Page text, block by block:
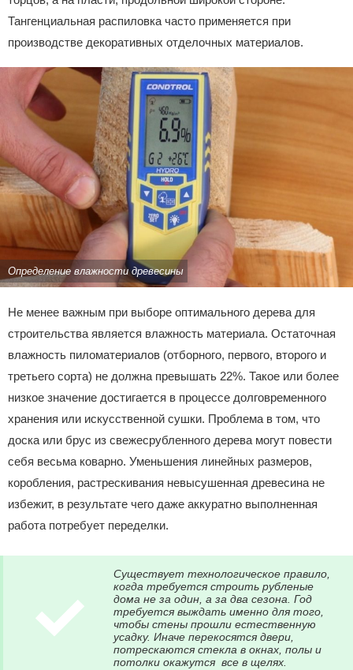
Тангенциальная распиловка часто применяется при
производстве декоративных отделочных материалов.
Определение влажности древесины
Не менее важным при выборе оптимального дерева для
строительства является влажность материала. Остаточная
влажность пиломатериалов (отборного, первого, второго и
третьего сорта) не должна превышать 22%. Такое или более
низкое значение достигается в процессе долговременного
хранения или искусственной сушки. Проблема в том, что
доска или брус из свежесрубленного дерева могут повести
себя весьма коварно. Уменьшения линейных размеров,
коробления, растрескивания невысушенная древесина не
избежит, в результате чего даже аккуратно выполненная
работа потребует переделки.
Существует технологическое правило,
когда требуется строить рубленые
дома не за один, а за два сезона. Год
требуется выждать именно для того,
чтобы стены прошли естественную
усадку. Иначе перекосятся двери,
потрескаются стекла в окнах, полы и
потолки окажутся все в щелях.